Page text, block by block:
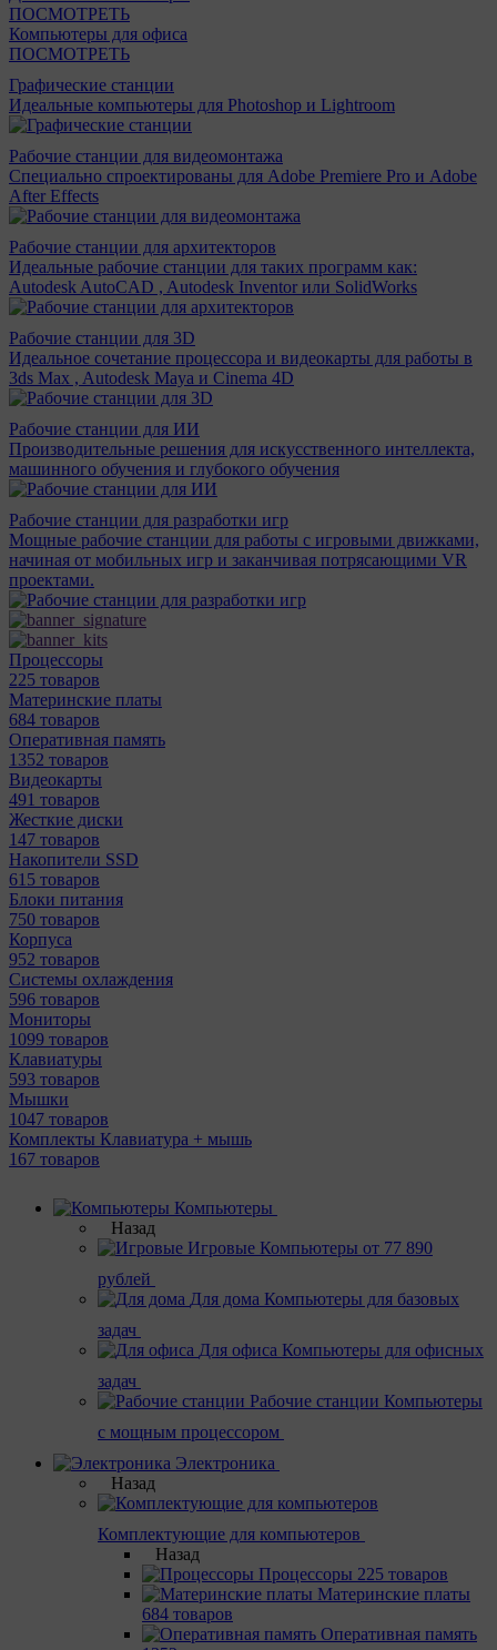
ПОСМОТРЕТЬ
Компьютеры для офиса
ПОСМОТРЕТЬ
Графические станции
Идеальные компьютеры для Photoshop и Lightroom
Рабочие станции для видеомонтажа
Специально спроектированы для Adobe Premiere Pro и Adobe
After Effects
Рабочие станции для архитекторов
Идеальные рабочие станции для таких программ как:
Autodesk AutoCAD , Autodesk Inventor или SolidWorks
Рабочие станции для 3D
Идеальное сочетание процессора и видеокарты для работы в
3ds Max , Autodesk Maya и Cinema 4D
Рабочие станции для ИИ
Производительные решения для искусственного интеллекта,
машинного обучения и глубокого обучения
Рабочие станции для разработки игр
Мощные рабочие станции для работы с игровыми движками,
начиная от мобильных игр и заканчивая потрясающими VR
проектами.
Процессоры
225 товаров
Материнcкие платы
684 товаров
Оперативная память
1352 товаров
Видеокарты
491 товаров
Жесткие диски
147 товаров
Накопители SSD
615 товаров
Блоки питания
750 товаров
Корпуса
952 товаров
Системы охлаждения
596 товаров
Мониторы
1099 товаров
Клавиатуры
593 товаров
Мышки
1047 товаров
Комплекты Клавиатура + мышь
167 товаров
Компьютеры
Назад
Игровые Компьютеры от 77 890
рублей
Для дома Компьютеры для базовых
задач
Для офиса Компьютеры для офисных
задач
Рабочие станции Компьютеры
с мощным процессором
Электроника
Назад
Комплектующие для компьютеров
Назад
Процессоры 225 товаров
Материнcкие платы
684 товаров
Оперативная память